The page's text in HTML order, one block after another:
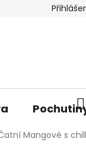
Mangové s